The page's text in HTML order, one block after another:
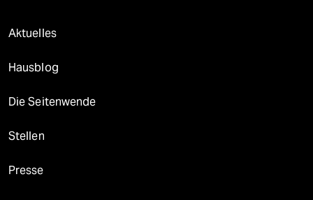
Aktuelles
Hausblog
Die Seitenwende
Stellen
Presse